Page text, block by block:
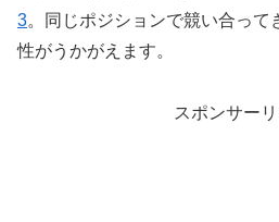
3。同じポジションで競い合って
性がうかがえます。
スポンサー